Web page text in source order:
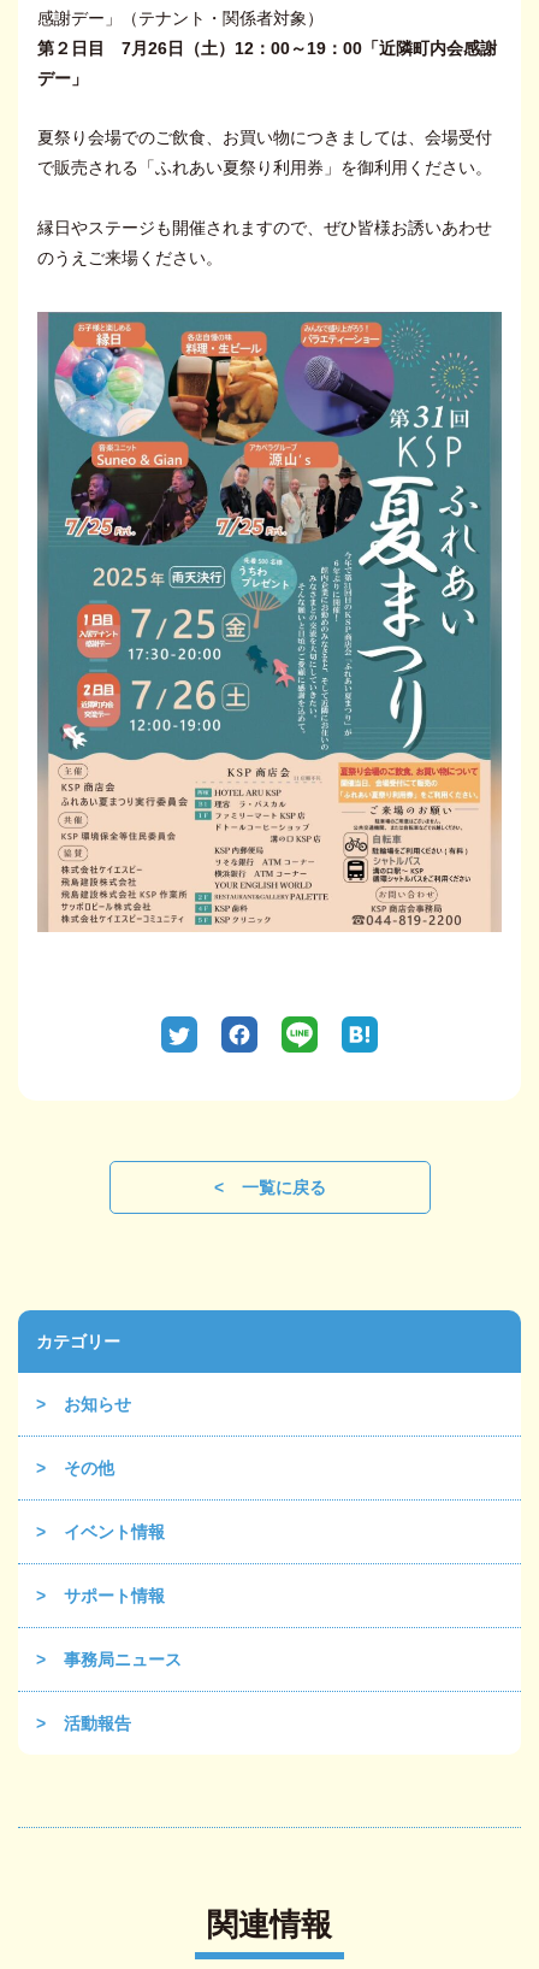
感謝デー」（テナント・関係者対象）
第２日目 7月26日（土）12：00～19：00「近隣町内会感謝
デー」
夏祭り会場でのご飲食、お買い物につきましては、会場受付
で販売される「ふれあい夏祭り利用券」を御利用ください。
縁日やステージも開催されますので、ぜひ皆様お誘いあわせ
のうえご来場ください。
一覧に戻る
カテゴリー
お知らせ
その他
イベント情報
サポート情報
事務局ニュース
活動報告
関連情報